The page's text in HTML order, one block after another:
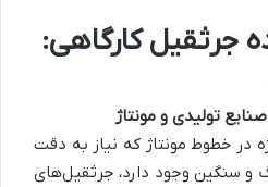
جرثقیل کارگاهی:
تولیدی و مونتاژ
در خطوط مونتاژ که نیاز به دقت
و سنگین وجود دارد، جرثقیل‌های